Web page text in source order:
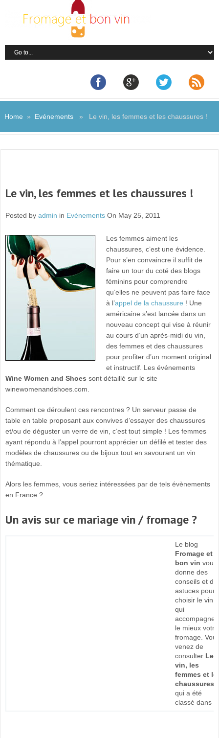
Home » Evénements» Le vin, les femmes et les chaussures !
Le vin, les femmes et les chaussures !
Posted byadmin in Evénements On May 25, 2011
Les femmes aiment les
chaussures, c’est une évidence.
Pour s’en convaincre il suffit de
faire un tour du coté des blogs
féminins pour comprendre
qu’elles ne peuvent pas faire face
à l’appel de la chaussure ! Une
américaine s’est lancée dans un
nouveau concept qui vise à réunir
au cours d’un après-midi du vin,
des femmes et des chaussures
pour profiter d’un moment original
et instructif. Les événements
Wine Women and Shoes sont détaillé sur le site
winewomenandshoes.com.
Comment ce déroulent ces rencontres ? Un serveur passe de
table en table proposant aux convives d’essayer des chaussures
et/ou de déguster un verre de vin, c’est tout simple ! Les femmes
ayant répondu à l’appel pourront apprécier un défilé et tester des
modèles de chaussures ou de bijoux tout en savourant un vin
thématique.
Alors les femmes, vous seriez intéressées par de tels évènements
en France ?
Un avis sur ce mariage vin / fromage ?
Le blog
Fromage et
bon vin vous
donne des
conseils et
astuces pour
choisir le vin
qui
le mieux votre
fromage.
venez de
consulter Le
vin, les
femmes et
chaussures !
qui a été
classé dans